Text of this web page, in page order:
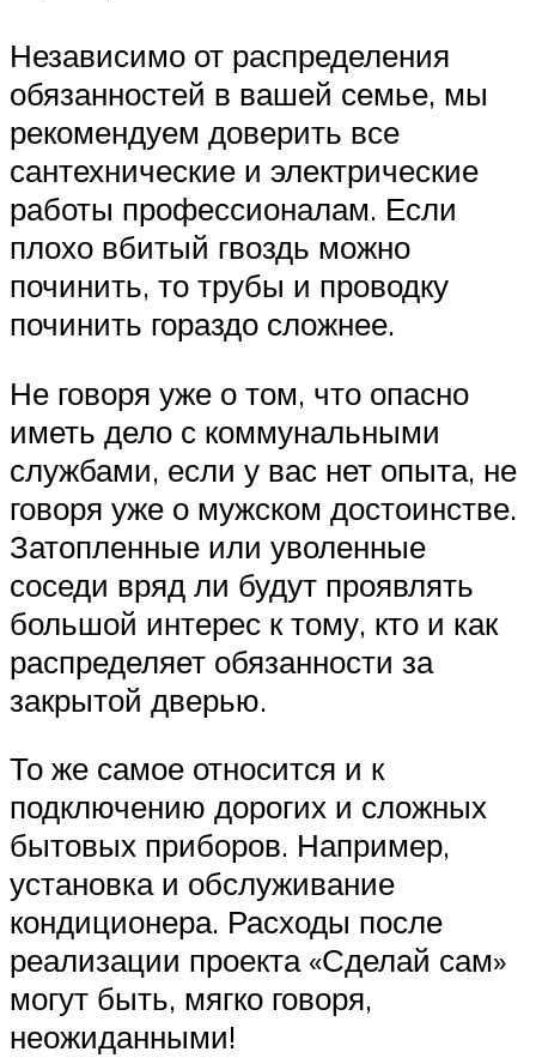
Независимо от распределения
обязанностей в вашей семье, мы
рекомендуем доверить все
сантехнические и электрические
работы профессионалам. Если
плохо вбитый гвоздь можно
починить, то трубы и проводку
починить гораздо сложнее.
Не говоря уже о том, что опасно
иметь дело с коммунальными
службами, если у вас нет опыта, не
говоря уже о мужском достоинстве.
Затопленные или уволенные
соседи вряд ли будут проявлять
большой интерес к тому, кто и как
распределяет обязанности за
закрытой дверью.
То же самое относится и к
подключению дорогих и сложных
бытовых приборов. Например,
установка и обслуживание
кондиционера. Расходы после
реализации проекта «Сделай сам»
могут быть, мягко говоря,
неожиданными!